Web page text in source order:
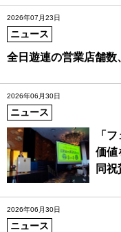
2026年07月23日
ニュース
全日遊連の営業店舗
2026年06月30日
ニュース
「
価値
同祝
2026年06月30日
ニュース